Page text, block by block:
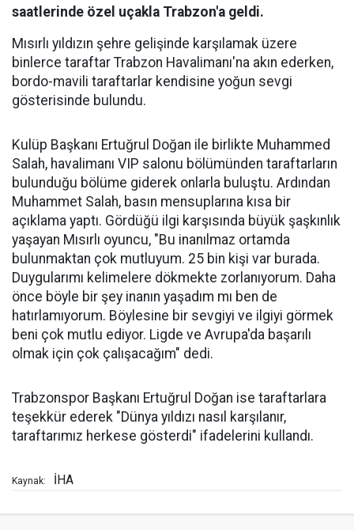
saatlerinde özel uçakla Trabzon'a geldi.
Mısırlı yıldızın şehre gelişinde karşılamak üzere
binlerce taraftar Trabzon Havalimanı'na akın ederken,
bordo-mavili taraftarlar kendisine yoğun sevgi
gösterisinde bulundu.
Kulüp Başkanı Ertuğrul Doğan ile birlikte Muhammed
Salah, havalimanı VIP salonu bölümünden taraftarların
bulunduğu bölüme giderek onlarla buluştu. Ardından
Muhammet Salah, basın mensuplarına kısa bir
açıklama yaptı. Gördüğü ilgi karşısında büyük şaşkınlık
yaşayan Mısırlı oyuncu, "Bu inanılmaz ortamda
bulunmaktan çok mutluyum. 25 bin kişi var burada.
Duygularımı kelimelere dökmekte zorlanıyorum. Daha
önce böyle bir şey inanın yaşadım mı ben de
hatırlamıyorum. Böylesine bir sevgiyi ve ilgiyi görmek
beni çok mutlu ediyor. Ligde ve Avrupa'da başarılı
olmak için çok çalışacağım" dedi.
Trabzonspor Başkanı Ertuğrul Doğan ise taraftarlara
teşekkür ederek "Dünya yıldızı nasıl karşılanır,
taraftarımız herkese gösterdi" ifadelerini kullandı.
Kaynak: İHA